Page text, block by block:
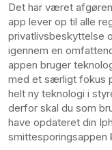
Det har været
app lever op til alle
privatlivsbeskyttelse
igennem en
appen bruger
med et særligt fokus
helt ny teknologi i
derfor skal du som
have opdateret din
smittesporingsappen